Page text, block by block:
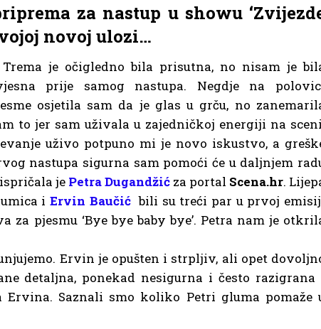
za nastup u showu
novoj ulozi…
je očigledno bila prisutna, no nisam je
prije samog nastupa. Negdje na
osjetila sam da je glas u grču, no
to jer sam uživala u zajedničkoj energiji na
uživo potpuno mi je novo iskustvo, a
nastupa sigurna sam pomoći će u daljnjem
jePetra Dugandžićza portal Scena.hr.
iErvin Baučićbili su treći par u prvoj
za pjesmu ‘Bye bye baby bye’. Petra nam je
Ervin je opušten i strpljiv, ali opet
detaljna, ponekad nesigurna i često razigrana
Ervina. Saznali smo koliko Petri gluma pomaže